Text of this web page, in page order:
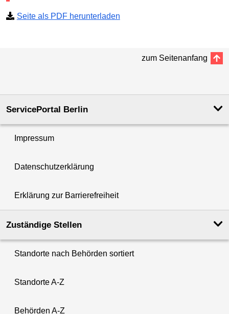
Seite als PDF herunterladen
zum Seitenanfang
ServicePortal Berlin
Impressum
Datenschutzerklärung
Erklärung zur Barrierefreiheit
Zuständige Stellen
Standorte nach Behörden sortiert
Standorte A-Z
Behörden A-Z